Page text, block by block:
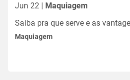
Jun 22 | Maquiagem
Saiba pra que serve e as
Maquiagem